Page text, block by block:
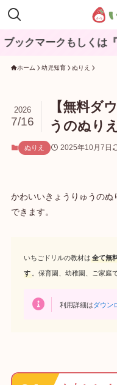
マークもしくは『い
ホーム 幼児知育 ぬりえ
【無料ダ
うのぬりえ
2026
7/16
ぬりえ 2025年10月7日
かわいいきょうりゅうのぬ
できます。
いちごドリルの教材は 全て無
す 。保育園、幼稚園、ご家庭
利用詳細はダウン